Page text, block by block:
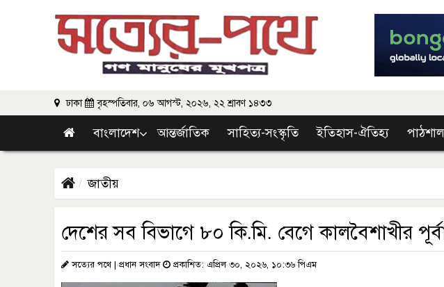
ঢাকা বৃহস্পতিবার, ০৬ আগস্ট, ২০২৬, ২২ শ্রাবণ ১৪৩৩
বাংলাদেশ আন্তর্জাতিক সাহিত্য-সংস্কৃতি ইতিহাস-ঐতিহ্য
জাতীয়
দেশের সব বিভাগে ৮০ কি.মি. বেগে কালবৈশাখীর
সত্যের পথে | প্রধান সংবাদ প্রকাশিত: এপ্রিল ৩০, ২০২৬, ১০:৩৬ পিএম